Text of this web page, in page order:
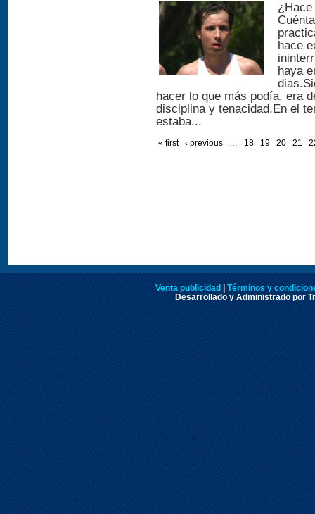
hace
haya
hacer lo que más podía, era
disciplina y tenacidad.En el
estaba...
« first ‹ previous … 18 19 20 21
Venta publicidad | Términos y
Desarrollado y Administrado por